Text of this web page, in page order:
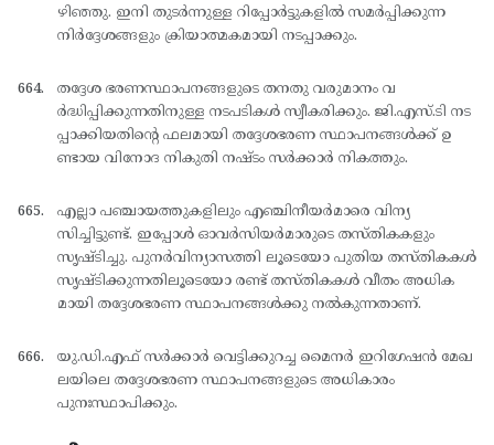
ഴിഞ്ഞു. ഇനി തുടര്‍ന്നുള്ള റിപ്പോര്‍ട്ടുകളില്‍ സമര്‍പ്പിക്കുന്ന
നിര്‍ദ്ദേശങ്ങളും ക്രിയാത്മകമായി നടപ്പാക്കും.
തദ്ദേശ ഭരണസ്ഥാപനങ്ങളുടെ തനതു വരുമാനം വ
ര്‍ദ്ധിപ്പിക്കുന്നതിനുള്ള നടപടികള്‍ സ്വീകരിക്കും. ജി.എസ്.ടി നട
പ്പാക്കിയതിന്റെ ഫലമായി തദ്ദേശഭരണ സ്ഥാപനങ്ങള്‍ക്ക് ഉ
ണ്ടായ വിനോദ നികുതി നഷ്ടം സര്‍ക്കാര്‍ നികത്തും.
എല്ലാ പഞ്ചായത്തുകളിലും എഞ്ചിനീയര്‍മാരെ വിന്യ
സിച്ചിട്ടുണ്ട്. ഇപ്പോള്‍ ഓവര്‍സിയര്‍മാരുടെ തസ്തികകളും
സൃഷ്ടിച്ചു. പുനര്‍വിന്യാസത്തി ലൂടെയോ പുതിയ തസ്തികകള്‍
സൃഷ്ടിക്കുന്നതിലൂടെയോ രണ്ട് തസ്തികകള്‍ വീതം അധിക
മായി തദ്ദേശഭരണ സ്ഥാപനങ്ങള്‍ക്കു നല്‍കുന്നതാണ്.
യു.ഡി.എഫ് സര്‍ക്കാര്‍ വെട്ടിക്കുറച്ച മൈനര്‍ ഇറിഗേഷന്‍ മേഖ
ലയിലെ തദ്ദേശഭരണ സ്ഥാപനങ്ങളുടെ അധികാരം
പുനഃസ്ഥാപിക്കും.